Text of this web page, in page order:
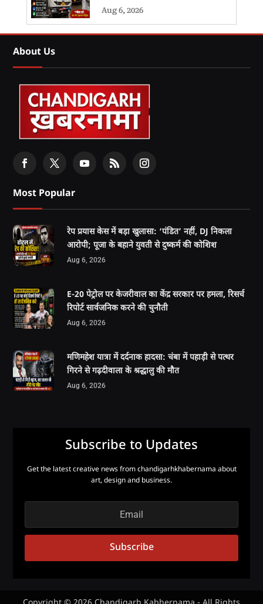
Aug 6, 2026
About Us
Most Popular
रेप प्रयास केस में बड़ा खुलासा: ‘पंडित’ नहीं, DJ निकला
आरोपी; पूजा के बहाने युवती से दुष्कर्म की कोशिश
Aug 6, 2026
E-20 पेट्रोल पर केजरीवाल का केंद्र सरकार पर हमला, रिसर्च
रिपोर्ट सार्वजनिक करने की चुनौती
Aug 6, 2026
मणिमहेश यात्रा में दर्दनाक हादसा: चंबा में पहाड़ी से पत्थर
गिरने से गढ़दीवाला के श्रद्धालु की मौत
Aug 6, 2026
Subscribe to Updates
Get the latest creative news from chandigarhkhabernama about
art, design and business.
Subscribe